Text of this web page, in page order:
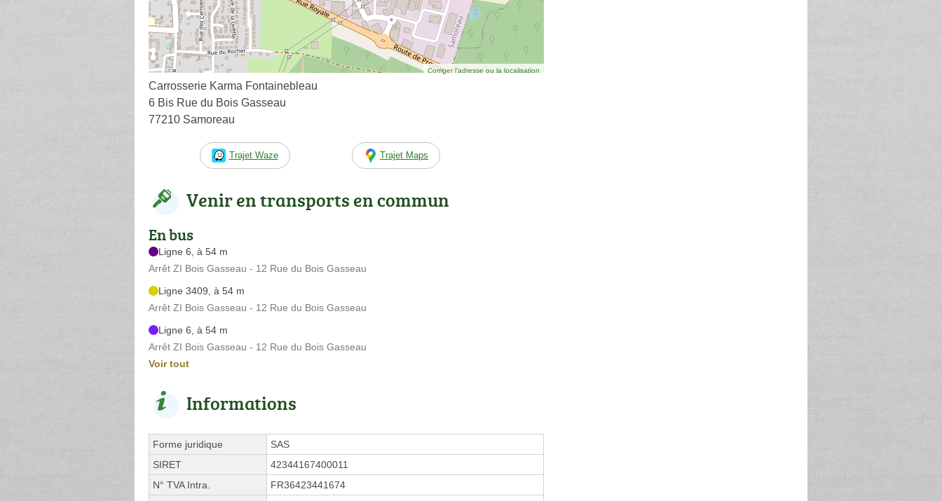
Corriger l’adresse ou la localisation
Carrosserie Karma Fontainebleau
6 Bis Rue du Bois Gasseau
77210 Samoreau
Trajet Waze Trajet Maps
Venir en transports en commun
En bus
Ligne 6, à 54 m
Arrêt ZI Bois Gasseau - 12 Rue du Bois Gasseau
Ligne 3409, à 54 m
Arrêt ZI Bois Gasseau - 12 Rue du Bois Gasseau
Ligne 6, à 54 m
Arrêt ZI Bois Gasseau - 12 Rue du Bois Gasseau
Voir tout
Informations
Forme juridique
SAS
SIRET
42344167400011
N° TVA Intra.
FR36423441674